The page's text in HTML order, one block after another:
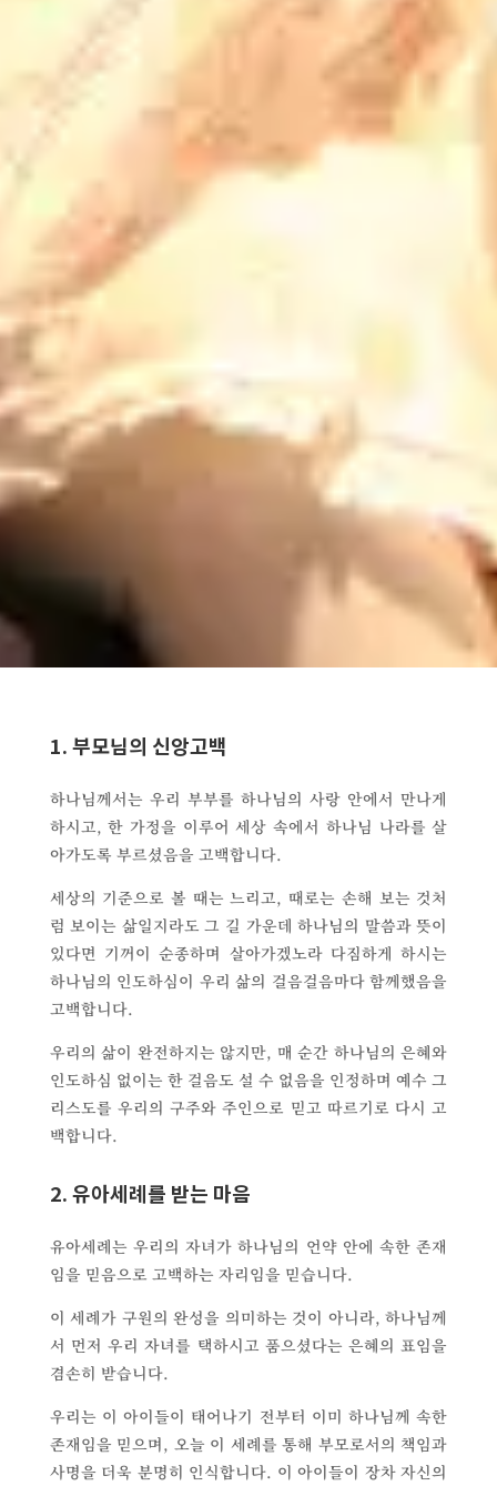
1. 부모님의 신앙고백
하나님께서는 우리 부부를 하나님의 사랑 안에서 만나게
하시고, 한 가정을 이루어 세상 속에서 하나님 나라를 살
아가도록 부르셨음을 고백합니다.
세상의 기준으로 볼 때는 느리고, 때로는 손해 보는 것처
럼 보이는 삶일지라도 그 길 가운데 하나님의 말씀과 뜻이
있다면 기꺼이 순종하며 살아가겠노라 다짐하게 하시는
하나님의 인도하심이 우리 삶의 걸음걸음마다 함께했음을
고백합니다.
우리의 삶이 완전하지는 않지만, 매 순간 하나님의 은혜와
인도하심 없이는 한 걸음도 설 수 없음을 인정하며 예수 그
리스도를 우리의 구주와 주인으로 믿고 따르기로 다시 고
백합니다.
2. 유아세례를 받는 마음
유아세례는 우리의 자녀가 하나님의 언약 안에 속한 존재
임을 믿음으로 고백하는 자리임을 믿습니다.
이 세례가 구원의 완성을 의미하는 것이 아니라, 하나님께
서 먼저 우리 자녀를 택하시고 품으셨다는 은혜의 표임을
겸손히 받습니다.
우리는 이 아이들이 태어나기 전부터 이미 하나님께 속한
존재임을 믿으며, 오늘 이 세례를 통해 부모로서의 책임과
사명을 더욱 분명히 인식합니다. 이 아이들이 장차 자신의